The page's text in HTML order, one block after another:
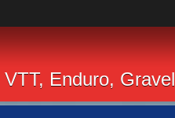
Enduro, Gravel